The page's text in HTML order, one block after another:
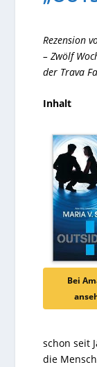
Rezension
– Zwölf
der Trava
Inhalt
Bei
schon seit
die